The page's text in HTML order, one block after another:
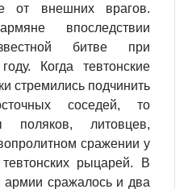
от внешних врагов.
впоследствии
битве при
Когда тевтонские
стремились подчинить
соседей, то
поляков, литовцев,
сражении у
рыцарей. В
армии сражалось и два